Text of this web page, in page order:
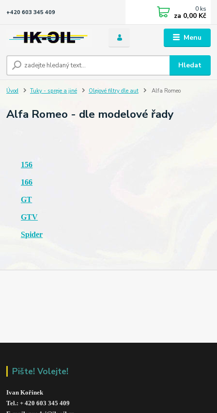
Menu
Hledat
+420 603 345 409 0 ks
za 0,00 Kč
Úvod Tuky - spreje a jiné Olejové filtry dle aut Alfa Romeo
Alfa Romeo - dle modelové řady
156
166
GT
GTV
Spider
Pište! Volejte!
Ivan Kořínek
Tel.: + 420 603 345 409